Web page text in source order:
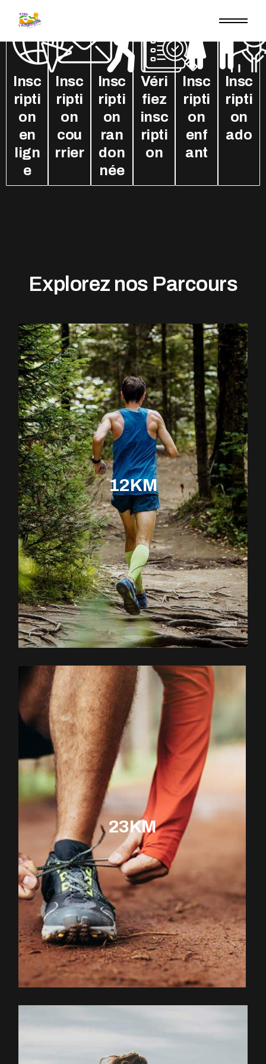
Insc
ripti
on
en
lign
e
Insc
ripti
on
cou
rrier
Insc
ripti
on
ran
don
née
Véri
fiez
insc
ripti
on
Insc
ripti
on
enf
ant
Insc
ripti
on
ado
Explorez nos Parcours
12KM
EXPLOREZ LE PARCOURS
23KM
EXPLOREZ LE PARCOURS